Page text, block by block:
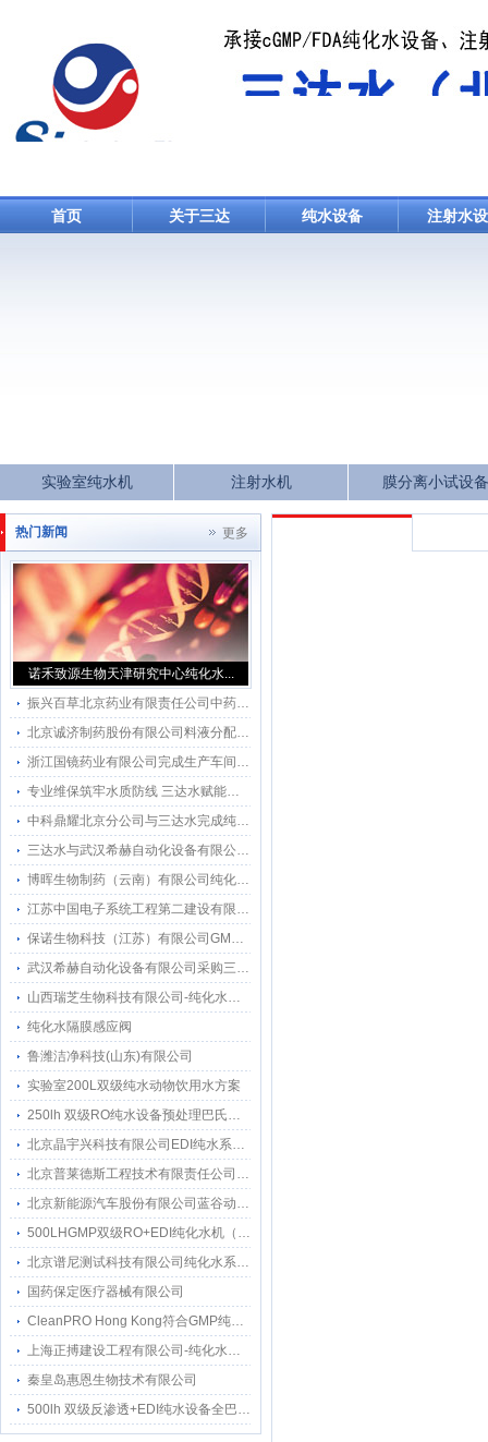
首页 关于三达 纯水设备 注射水
实验室纯水机 注射水机 膜分离小试设备
医疗器械纯化水机 工程加盟合伙
热门新闻 更多
诺禾致源生物天津研究中心纯化水...
振兴百草北京药业有限责任公司中药饮片生产车间纯化水系统
北京诚济制药股份有限公司料液分配管网改造计划项目
浙江国镜药业有限公司完成生产车间用水系统升级，正式引入三达水（北京）科技有限公司研发的纯化水感应水龙头
专业维保筑牢水质防线 三达水赋能北微星生物科研创新
中科鼎耀北京分公司与三达水完成纯化水系统维保 共筑细胞科技水质安全防线
三达水与武汉希赫自动化设备有限公司与次签约纯化系统感应水龙头应用在GMP车间的一更二更洗手无接触用水阀
博晖生物制药（云南）有限公司纯化水系统维保服务项目
江苏中国电子系统工程第二建设有限公司
保诺生物科技（江苏）有限公司GMP车间引入三达水纯化水感应水龙头 实现无接触式感应用水新突破
武汉希赫自动化设备有限公司采购三达水感应水龙头应用在GMP工程项目上
山西瑞芝生物科技有限公司-纯化水系统2吨每小时
纯化水隔膜感应阀
鲁潍洁净科技(山东)有限公司
实验室200L双级纯水动物饮用水方案
250lh 双级RO纯水设备预处理巴氏消毒和分配系统巴氏消毒方案及流程图
北京晶宇兴科技有限公司EDI纯水系统维保18.25MΩ.cm
北京普莱德斯工程技术有限责任公司 纯机维保服务
北京新能源汽车股份有限公司蓝谷动力系统分公司纯水系统维保
500LHGMP双级RO+EDI纯化水机（一体化设计制水和纯水储存与分配部分采用316L）
北京谱尼测试科技有限公司纯化水系统维保服务与三达水达成合作
国药保定医疗器械有限公司
CleanPRO Hong Kong符合GMP纯化水设备采用三达水
上海正搏建设工程有限公司-纯化水系统工程应用三达纯化水感应水龙头
秦皇岛惠恩生物技术有限公司
500lh 双级反渗透+EDI纯水设备全巴氏消毒方案